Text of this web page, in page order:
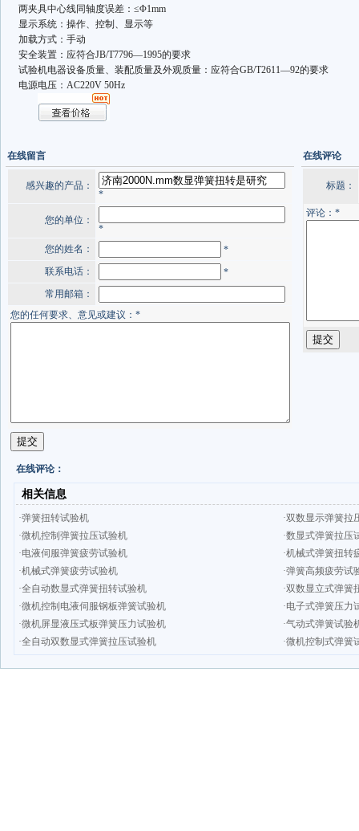
两夹具中心线同轴度误差：≤Φ1mm
显示系统：操作、控制、显示等
加载方式：手动
安全装置：应符合JB/T7796—1995的要求
试验机电器设备质量、装配质量及外观质量：应符合GB/T2611—92的要求
电源电压：AC220V 50Hz
在线留言
感兴趣的产品：
*
您的单位：
*
您的姓名：
*
联系电话：
*
常用邮箱：
您的任何要求、意见或建议：*
在线评论
标题：
评论：*
在线评论：
相关信息
·弹簧扭转试验机
·双数显示弹簧拉
·微机控制弹簧拉压试验机
·数显式弹簧拉压
·电液伺服弹簧疲劳试验机
·机械式弹簧扭转
·机械式弹簧疲劳试验机
·弹簧高频疲劳试
·全自动数显式弹簧扭转试验机
·双数显立式弹簧
·微机控制电液伺服钢板弹簧试验机
·电子式弹簧压力
·微机屏显液压式板弹簧压力试验机
·气动式弹簧试验
·全自动双数显式弹簧拉压试验机
·微机控制式弹簧